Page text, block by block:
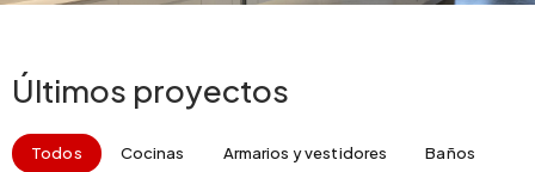
Últimos proyectos
Todos Cocinas Armarios y vestidores Baños